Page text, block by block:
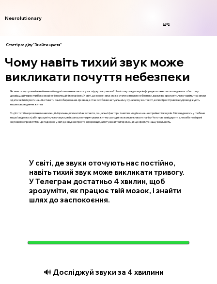
Neurolutionary
Login
Статті розділу "Знайти щастя"
Чому навіть тихий звук може
викликати почуття небезпеки
Чи знаєте ви, що навіть найменший шурхіт може викликати у нас відчуття тривоги? Наші почуття до звуків формуються не лише завдяки особистому
досвіду, а й через глибоко вкорінені еволюційні механізми. У світі, де кожен звук може стати сигналом небезпеки, важливо зрозуміти, чому навіть тихі звуки
здатні активізувати наші інстинкти самозбереження. Це явище стає особливо актуальним у сучасному контексті, коли стрес і тривога супроводжують
наше повсякденне життя.
У цій статті ми розглянемо еволюційні причини, психологічні аспекти, соціальні фактори та вплив медіа на наше сприйняття звуків. Ми зануримось у глибини
нашої свідомості, аби зрозуміти, чому звуки, які колись могли рятувати життя, сьогодні можуть викликати паніку. Чи готові ви відкрити для себе нові грані
звукового сприйняття? Це подорож у світ, де звук не просто інформація, а потужний тригер емоцій, що формує нашу реальність.
У світі, де звуки оточують нас постійно,
навіть тихий звук може викликати тривогу.
У Телеграм достатньо 4 хвилин, щоб
зрозуміти, як працює твій мозок, і знайти
шлях до заспокоєння.
🔊 Досліджуй звуки за 4 хвилини